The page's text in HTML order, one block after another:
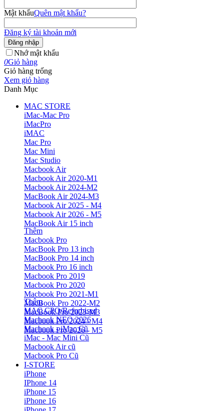
Mật khẩuQuên mật khẩu?
Đăng ký tài khoản mới
Đăng nhập
Nhớ mật khẩu
0Giỏ hàng
Giỏ hàng trống
Xem giỏ hàng
Danh Mục
MAC STORE
iMac-Mac Pro
iMacPro
iMAC
Mac Pro
Mac Mini
Mac Studio
Macbook Air
Macbook Air 2020-M1
Macbook Air 2024-M2
MacBook Air 2024-M3
Macbook Air 2025 - M4
Macbook Air 2026 - M5
MacBook Air 15 inch
Thêm
Macbook Pro
MacBook Pro 13 inch
MacBook Pro 14 inch
Macbook Pro 16 inch
Macbook Pro 2019
Macbook Pro 2020
Macbook Pro 2021-M1
MacBook Pro 2022-M2
MacBook Pro 2023-M3
Macbook Pro 2024 - M4
Macbook Pro 2026 - M5
Thêm
MAC CPO/Refurbised
Macbook NEO 2026
Macbook - iMac Cũ
iMac - Mac Mini Cũ
Macbook Air cũ
Macbook Pro Cũ
I-STORE
iPhone
IPhone 14
iPhone 15
iPhone 16